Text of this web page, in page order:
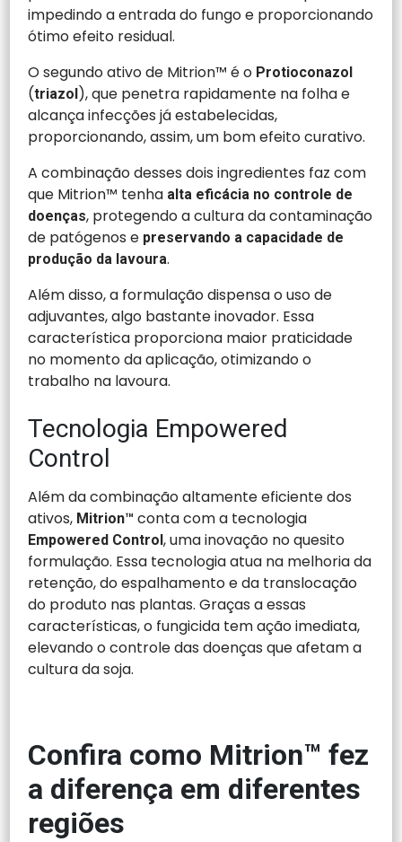
impedindo a entrada do fungo e proporcionando
ótimo efeito residual.
O segundo ativo de Mitrion™ é o Protioconazol
(triazol ), que penetra rapidamente na folha e
alcança infecções já estabelecidas,
proporcionando, assim, um bom efeito curativo.
A combinação desses dois ingredientes faz com
que Mitrion™ tenha alta eficácia no controle de
doenças, protegendo a cultura da contaminação
de patógenos e preservando a capacidade de
produção da lavoura.
Além disso, a formulação dispensa o uso de
adjuvantes, algo bastante inovador. Essa
característica proporciona maior praticidade
no momento da aplicação, otimizando o
trabalho na lavoura.
Tecnologia Empowered
Control
Além da combinação altamente eficiente dos
ativos, Mitrion™ conta com a tecnologia
Empowered Control, uma inovação no quesito
formulação. Essa tecnologia atua na melhoria da
retenção, do espalhamento e da translocação
do produto nas plantas. Graças a essas
características, o fungicida tem ação imediata,
elevando o controle das doenças que afetam a
cultura da soja.
Confira como Mitrion™ fez
a diferença em diferentes
regiões